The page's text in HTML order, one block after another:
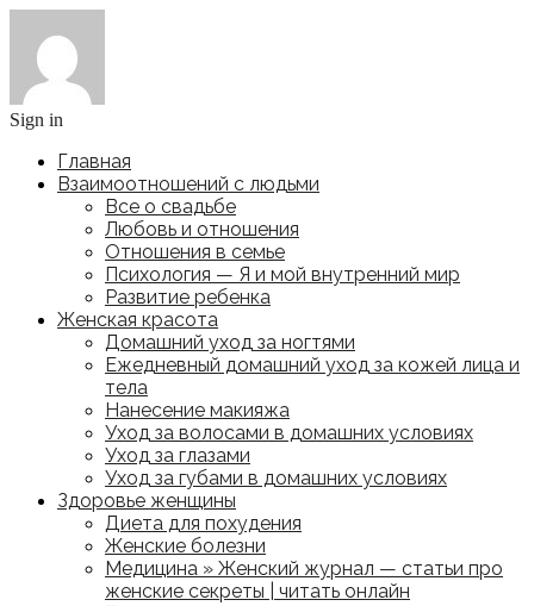
Sign in
Главная
Взаимоотношений с людьми
Все о свадьбе
Любовь и отношения
Отношения в семье
Психология — Я и мой внутренний мир
Развитие ребенка
Женская красота
Домашний уход за ногтями
Ежедневный домашний уход за кожей лица и
тела
Нанесение макияжа
Уход за волосами в домашних условиях
Уход за глазами
Уход за губами в домашних условиях
Здоровье женщины
Диета для похудения
Женские болезни
Медицина » Женский журнал — статьи про
женские секреты | читать онлайн